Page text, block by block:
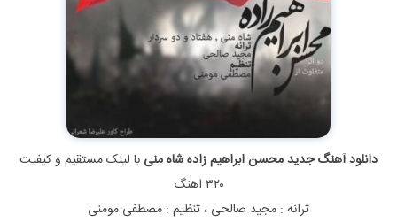
دانلود آهنگ جدید محسن ابراهیم زاده شاه منی با لینک مستقیم و کیفیت
۳۲۰ اهنگ
ترانه : مجید صالحی ، تنظیم : مصطفی مومنی